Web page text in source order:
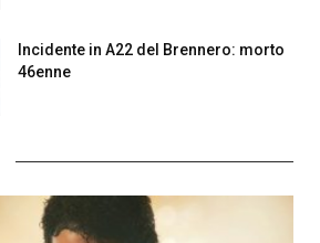
Incidente in A22 del Brennero: morto
46enne